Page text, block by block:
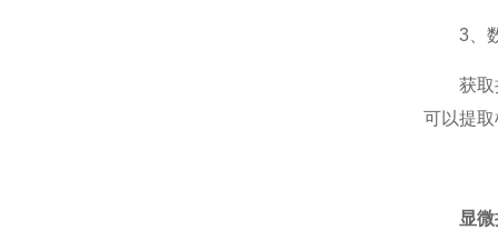
3、数
获取拉
可以提
显